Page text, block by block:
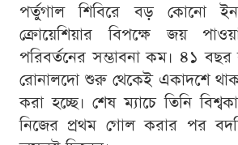
পর্তুগাল শিবিরে বড় কোনো
ক্রোয়েশিয়ার বিপক্ষে জয়
পরিবর্তনের সম্ভাবনা কম। ৪১ বছর
রোনালদো শুরু থেকেই একাদশে
করা হচ্ছে। শেষ ম্যাচে তিনি
নিজের প্রথম গোল করার পর